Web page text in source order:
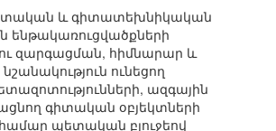
և գիտատեխնիկական
ենթակառուցվածքների
զարգացման, հիմնարար և
ունեցող
ազգային
գիտական օբյեկտների
պետական բյուջեով